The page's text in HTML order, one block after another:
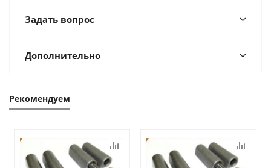
Задать вопрос
Дополнительно
Рекомендуем